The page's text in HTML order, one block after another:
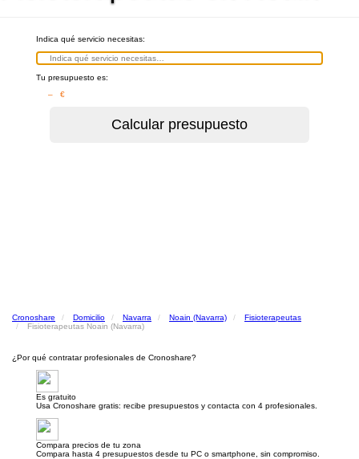
Indica qué servicio necesitas:
Tu presupuesto es:
– €
Cronoshare Domicilio Navarra Noain (Navarra)
Fisioterapeutas
Fisioterapeutas Noain (Navarra)
¿Por qué contratar profesionales de Cronoshare?
Es gratuito
Usa Cronoshare gratis: recibe presupuestos y contacta con 4 profesionales.
Compara precios de tu zona
Compara hasta 4 presupuestos desde tu PC o smartphone, sin compromiso.